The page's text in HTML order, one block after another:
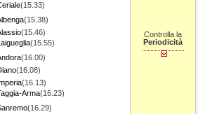
(15.33)
(15.38)
(15.46)
(15.55)
(16.00)
(16.08)
(16.13)
Arma(16.23)
(16.29)
Controlla la
Periodicità